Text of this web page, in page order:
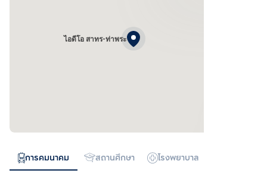
ไอดีโอ สาทร-ท่าพระ
การคมนาคม สถานศึกษา โรงพยาบาล